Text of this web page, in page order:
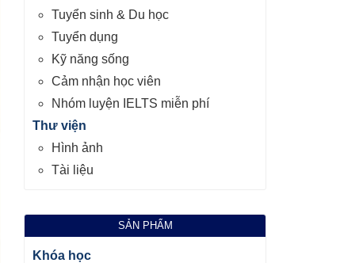
Tuyển sinh & Du học
Tuyển dụng
Kỹ năng sống
Cảm nhận học viên
Nhóm luyện IELTS miễn phí
Thư viện
Hình ảnh
Tài liệu
SẢN PHẨM
Khóa học